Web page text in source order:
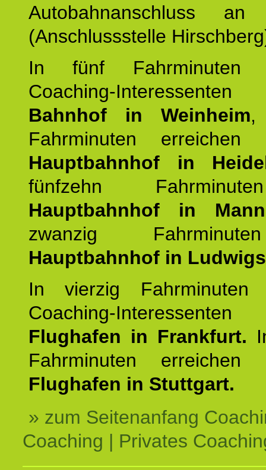
Autobahnanschluss
(Anschlussstelle
In fünf Fahrminuten
Coaching-
Bahnhof in Weinheim,
Fahrminuten
Hauptbahnhof in
fünfzehn
Hauptbahnhof in
zwanzig
Hauptbahnhof in
In vierzig Fahrminuten
Coaching-
Flughafen in Frankfurt.
Fahrminuten
Flughafen in Stuttgart.
» zum Seitenanfang
Coaching | Privates